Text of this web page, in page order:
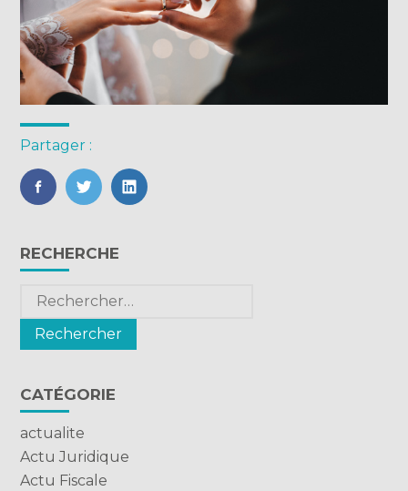
Partager :
FaceBook
TwitterLinkedIn
Blog
sidebar
RECHERCHE
Rechercher :
CATÉGORIE
actualite
Actu Juridique
Actu Fiscale